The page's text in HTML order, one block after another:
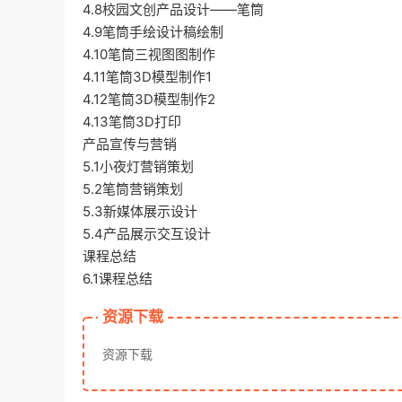
4.8校园文创产品设计——笔筒
4.9笔筒手绘设计稿绘制
4.10笔筒三视图图制作
4.11笔筒3D模型制作1
4.12笔筒3D模型制作2
4.13笔筒3D打印
产品宣传与营销
5.1小夜灯营销策划
5.2笔筒营销策划
5.3新媒体展示设计
5.4产品展示交互设计
课程总结
6.1课程总结
资源下载
资源下载